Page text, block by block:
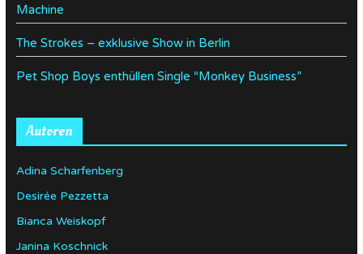
Machine
The Strokes – exklusive Show in Berlin
Pet Shop Boys enthüllen Single “Monkey Business”
Autoren
Adina Scharfenberg
Desirée Pezzetta
Bianca Weiskopf
Janina Koschnick